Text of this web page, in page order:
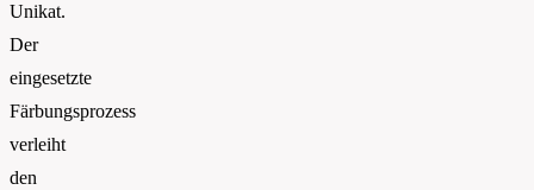
Unikat.
Der
eingesetzte
Färbungsprozess
verleiht
den